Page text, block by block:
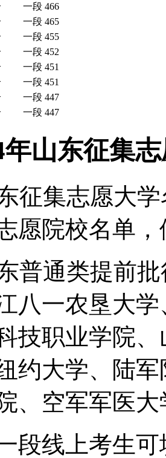
一段 466
一段 465
一段 455
一段 452
一段 451
一段 451
一段 447
一段 447
年山东征集
征集志愿大
愿院校名单
普通类提前
八一农垦大
技职业学院
约大学、陆
、空军军医
段线上考生